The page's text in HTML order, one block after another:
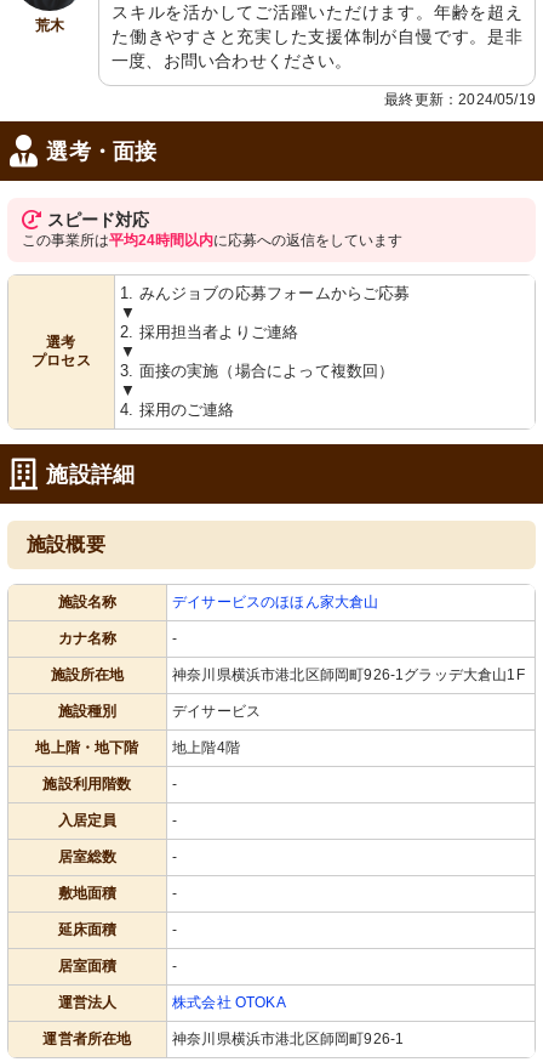
荒木
スキルを活かしてご活躍いただけます。年齢を超え
た働きやすさと充実した支援体制が自慢です。是非
一度、お問い合わせください。
最終更新：2024/05/19
選考・面接
スピード対応
この事業所は平均24時間以内に応募への返信をしています
選考
プロセス
1. みんジョブの応募フォームからご応募
▼
2. 採用担当者よりご連絡
▼
3. 面接の実施（場合によって複数回）
▼
4. 採用のご連絡
施設詳細
施設概要
施設名称 デイサービスのほほん家大倉山
カナ名称 -
施設所在地 神奈川県横浜市港北区師岡町926-1グラッデ大倉山1F
施設種別 デイサービス
地上階・地下階 地上階4階
施設利用階数 -
入居定員 -
居室総数 -
敷地面積 -
延床面積 -
居室面積 -
運営法人 株式会社 OTOKA
運営者所在地 神奈川県横浜市港北区師岡町926-1